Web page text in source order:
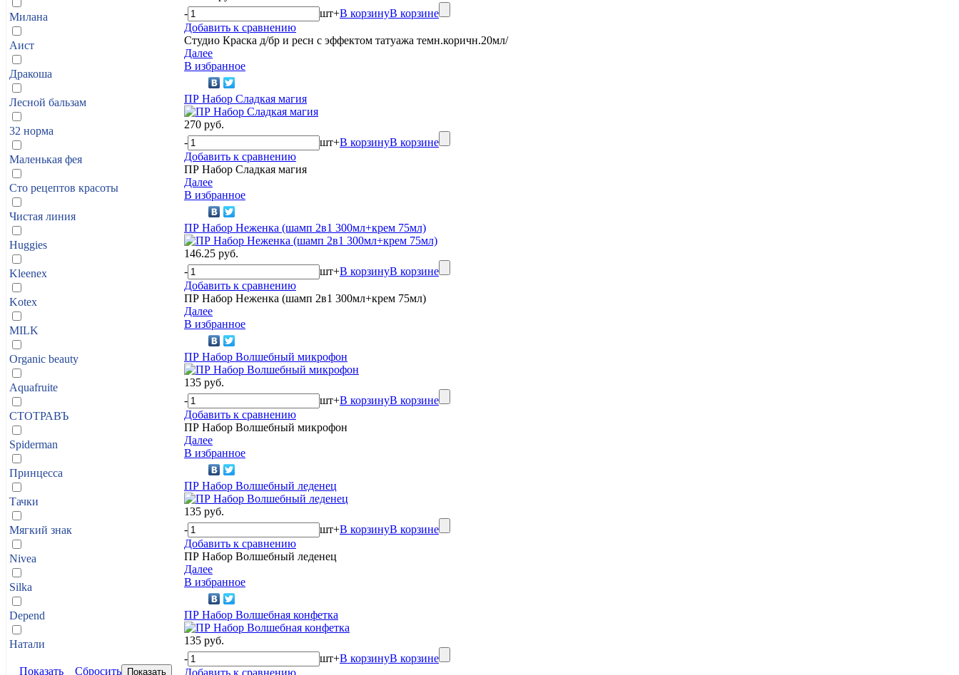
Милана
Аист
Дракоша
Лесной бальзам
32 норма
Маленькая фея
Сто рецептов красоты
Чистая линия
Huggies
Kleenex
Kotex
MILK
Organic beauty
Aquafruite
СТОТРАВЪ
Spiderman
Принцесса
Тачки
Мягкий знак
Nivea
Silka
Depend
Натали
Показать Сбросить
-
шт+В корзинуВ корзине
Добавить к сравнению
Студио Краска д/бр и ресн с эффектом татуажа темн.коричн.20мл/
Далее
В избранное
ПР Набор Сладкая магия
270 руб.
-
шт+В корзинуВ корзине
Добавить к сравнению
ПР Набор Сладкая магия
Далее
В избранное
ПР Набор Неженка (шамп 2в1 300мл+крем 75мл)
146.25 руб.
-
шт+В корзинуВ корзине
Добавить к сравнению
ПР Набор Неженка (шамп 2в1 300мл+крем 75мл)
Далее
В избранное
ПР Набор Волшебный микрофон
135 руб.
-
шт+В корзинуВ корзине
Добавить к сравнению
ПР Набор Волшебный микрофон
Далее
В избранное
ПР Набор Волшебный леденец
135 руб.
-
шт+В корзинуВ корзине
Добавить к сравнению
ПР Набор Волшебный леденец
Далее
В избранное
ПР Набор Волшебная конфетка
135 руб.
-
шт+В корзинуВ корзине
Добавить к сравнению